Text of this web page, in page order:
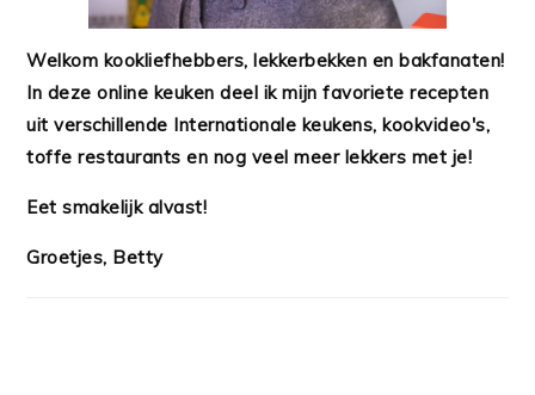
Welkom kookliefhebbers, lekkerbekken en bakfanaten!
In deze online keuken deel ik mijn favoriete recepten
uit verschillende Internationale keukens, kookvideo's,
toffe restaurants en nog veel meer lekkers met je!
Eet smakelijk alvast!
Groetjes, Betty